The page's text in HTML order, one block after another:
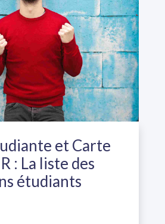
et Carte
: La liste des
étudiants